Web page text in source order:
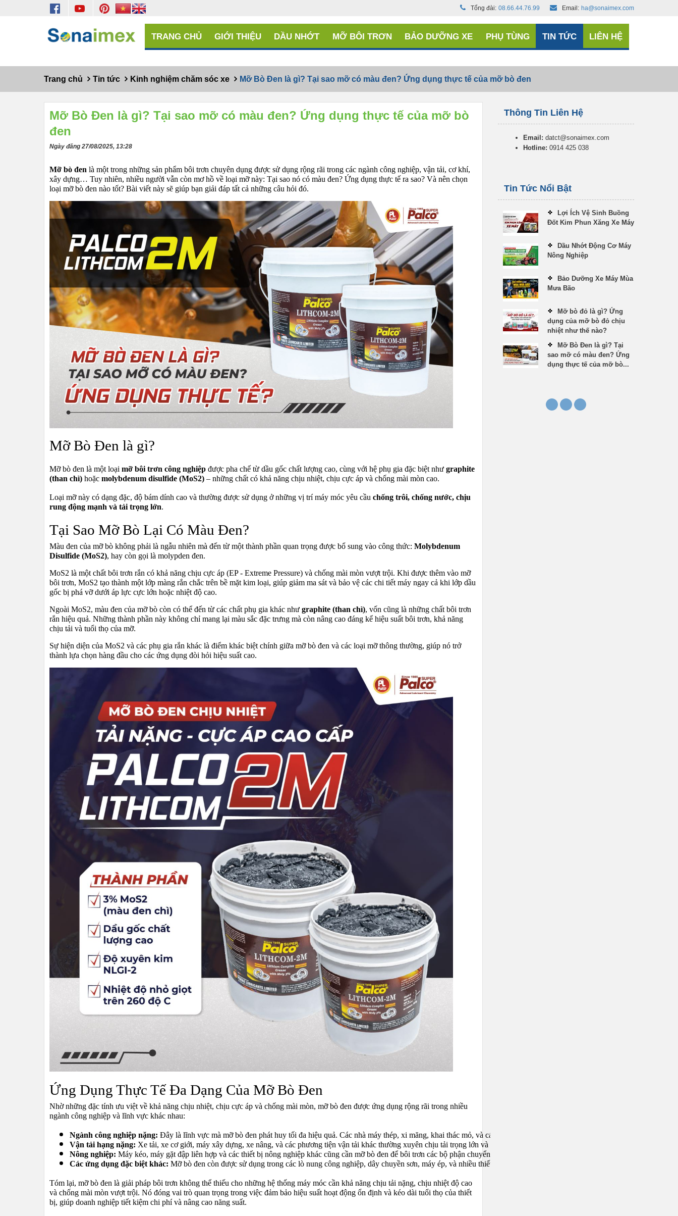
Email: ha@sonaimex.com
Tổng đài: 08.66.44.76.99
TRANG CHỦ GIỚI THIỆU DẦU NHỚT MỠ BÔI TRƠN BẢO DƯỠNG XE PHỤ TÙNG TIN TỨC LIÊN HỆ
Trang chủ Tin tức Kinh nghiệm chăm sóc xe Mỡ Bò Đen là gì? Tại sao mỡ có màu đen? Ứng dụng thực tế của mỡ bò đen
Mỡ Bò Đen là gì? Tại sao mỡ có màu đen? Ứng dụng thực tế của mỡ bò
đen
Ngày đăng 27/08/2025, 13:28
Mỡ bò đen là một trong những sản phẩm bôi trơn chuyên dụng được sử dụng rộng rãi trong các ngành công nghiệp, vận tải, cơ khí,
xây dựng… Tuy nhiên, nhiều người vẫn còn mơ hồ về loại mỡ này: Tại sao nó có màu đen? Ứng dụng thực tế ra sao? Và nên chọn
loại mỡ bò đen nào tốt? Bài viết này sẽ giúp bạn giải đáp tất cả những câu hỏi đó.
Mỡ Bò Đen là gì?
Mỡ bò đen là một loại mỡ bôi trơn công nghiệp được pha chế từ dầu gốc chất lượng cao, cùng với hệ phụ gia đặc biệt như graphite
(than chì) hoặc molybdenum disulfide (MoS2) – những chất có khả năng chịu nhiệt, chịu cực áp và chống mài mòn cao.
Loại mỡ này có dạng đặc, độ bám dính cao và thường được sử dụng ở những vị trí máy móc yêu cầu chống trôi, chống nước, chịu
rung động mạnh và tải trọng lớn.
Tại Sao Mỡ Bò Lại Có Màu Đen?
Màu đen của mỡ bò không phải là ngẫu nhiên mà đến từ một thành phần quan trọng được bổ sung vào công thức: Molybdenum
Disulfide (MoS2), hay còn gọi là molypden đen.
MoS2 là một chất bôi trơn rắn có khả năng chịu cực áp (EP - Extreme Pressure) và chống mài mòn vượt trội. Khi được thêm vào mỡ
bôi trơn, MoS2 tạo thành một lớp màng rắn chắc trên bề mặt kim loại, giúp giảm ma sát và bảo vệ các chi tiết máy ngay cả khi lớp dầu
gốc bị phá vỡ dưới áp lực cực lớn hoặc nhiệt độ cao.
Ngoài MoS2, màu đen của mỡ bò còn có thể đến từ các chất phụ gia khác như graphite (than chì), vốn cũng là những chất bôi trơn
rắn hiệu quả. Những thành phần này không chỉ mang lại màu sắc đặc trưng mà còn nâng cao đáng kể hiệu suất bôi trơn, khả năng
chịu tải và tuổi thọ của mỡ.
Sự hiện diện của MoS2 và các phụ gia rắn khác là điểm khác biệt chính giữa mỡ bò đen và các loại mỡ thông thường, giúp nó trở
thành lựa chọn hàng đầu cho các ứng dụng đòi hỏi hiệu suất cao.
Ứng Dụng Thực Tế Đa Dạng Của Mỡ Bò Đen
Nhờ những đặc tính ưu việt về khả năng chịu nhiệt, chịu cực áp và chống mài mòn, mỡ bò đen được ứng dụng rộng rãi trong nhiều
ngành công nghiệp và lĩnh vực khác nhau:
Ngành công nghiệp nặng: Đây là lĩnh vực mà mỡ bò đen phát huy tối đa hiệu quả. Các nhà máy thép, xi măng, khai thác mỏ, và các ngành công nghiệp sản xuất khác thường xuyên có
Vận tải hạng nặng: Xe tải, xe cơ giới, máy xây dựng, xe nâng, và các phương tiện vận tải khác thường xuyên chịu tải trọng lớn và hoạt động liên tục. Mỡ bò đen được sử dụng để bôi trơn
Nông nghiệp: Máy kéo, máy gặt đập liên hợp và các thiết bị nông nghiệp khác cũng cần mỡ bò đen để bôi trơn các bộ phận chuyển động, đặc biệt là trong môi trường khắc nghiệt với nhiều
Các ứng dụng đặc biệt khác: Mỡ bò đen còn được sử dụng trong các lò nung công nghiệp, dây chuyền sơn, máy ép, và nhiều thiết bị công nghiệp khác nơi nhiệt độ và áp lực là yếu tố then
Tóm lại, mỡ bò đen là giải pháp bôi trơn không thể thiếu cho những hệ thống máy móc cần khả năng chịu tải nặng, chịu nhiệt độ cao
và chống mài mòn vượt trội. Nó đóng vai trò quan trọng trong việc đảm bảo hiệu suất hoạt động ổn định và kéo dài tuổi thọ của thiết
bị, giúp doanh nghiệp tiết kiệm chi phí và nâng cao năng suất.
Thông Tin Liên Hệ
Email: datct@sonaimex.com
Hotline: 0914 425 038
Tin Tức Nổi Bật
Lợi Ích Vệ Sinh Buồng
Đốt Kim Phun Xăng Xe Máy
Dầu Nhớt Động Cơ Máy
Nông Nghiệp
Bảo Dưỡng Xe Máy Mùa
Mưa Bão
Mỡ bò đỏ là gì? Ứng
dụng của mỡ bò đỏ chịu
nhiệt như thế nào?
Mỡ Bò Đen là gì? Tại
sao mỡ có màu đen? Ứng
dụng thực tế của mỡ bò...